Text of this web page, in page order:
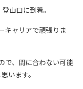
山口に到着。
キャリアで頑張りま
で、間に合わない可能
います。